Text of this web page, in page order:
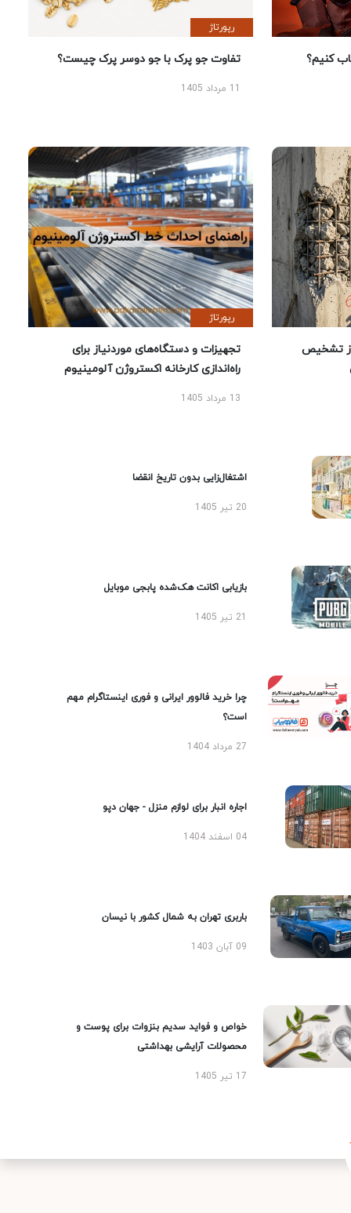
کنیم؟
رپورتاژ
تفاوت جو پرک با جو دوسر پرک چیست؟
تشخیص
رپورتاژ
تجهیزات و دستگاه‌های موردنیاز برای
راه‌اندازی کارخانه اکستروژن آلومینیوم
13 مرداد 1405
اشتغال‌زایی بدون تاریخ انقضا
20 تیر 1405
بازیابی اکانت هک‌شده پابجی موبایل
چرا خرید فالوور ایرانی و فوری اینستاگرام مهم
است؟
27 مرداد 1404
اجاره انبار برای لوازم منزل - جهان دپو
04 اسفند 1404
باربری تهران به شمال کشور با نیسان
09 آبان 1403
خواص و فواید سدیم بنزوات برای پوست و
محصولات آرایشی بهداشتی
17 تیر 1405